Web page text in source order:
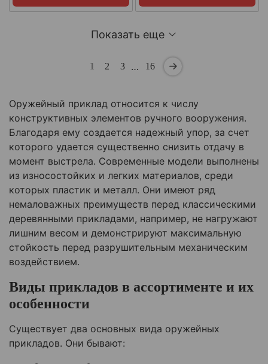
Показать еще
1 2 3 … 16
Оружейный приклад относится к числу
конструктивных элементов ручного вооружения.
Благодаря ему создается надежный упор, за счет
которого удается существенно снизить отдачу в
момент выстрела. Современные модели выполнены
из износостойких и легких материалов, среди
которых пластик и металл. Они имеют ряд
немаловажных преимуществ перед классическими
деревянными прикладами, например, не нагружают
лишним весом и демонстрируют максимальную
стойкость перед разрушительным механическим
воздействием.
Виды прикладов в ассортименте и их
особенности
Существует два основных вида оружейных
прикладов. Они бывают: